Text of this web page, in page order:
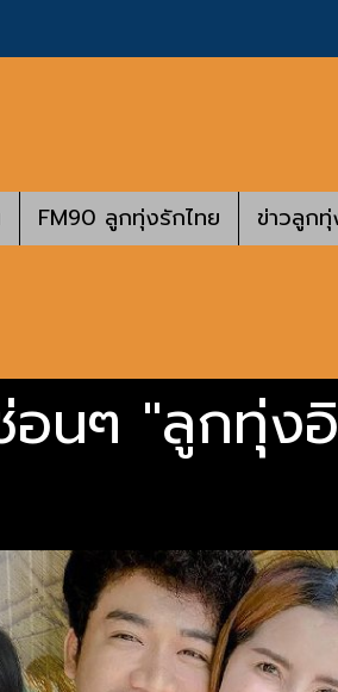
FM90 ลูกทุ่งรักไทย ข่าวลูก
อนๆ "ลูกทุ่ง